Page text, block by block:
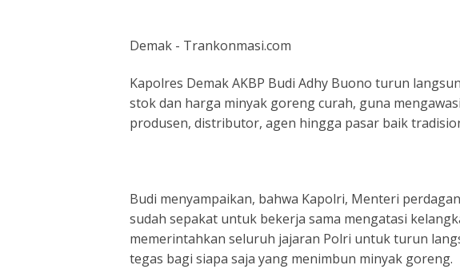
Demak - Trankonmasi.com
Kapolres Demak AKBP Budi Adhy Buono turun
stok dan harga minyak goreng curah, guna
produsen, distributor, agen hingga pasar baik
Budi menyampaikan, bahwa Kapolri, Menteri
sudah sepakat untuk bekerja sama mengatasi
memerintahkan seluruh jajaran Polri untuk turun
tegas bagi siapa saja yang menimbun minyak goreng.